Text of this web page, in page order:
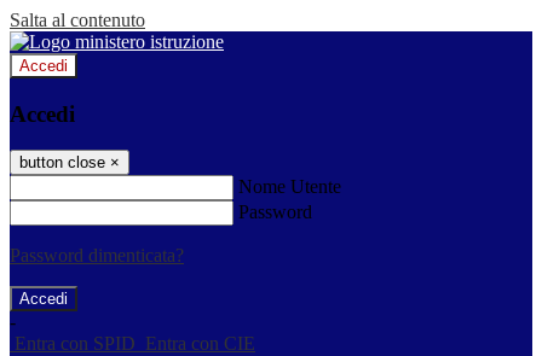
Salta al contenuto
Accedi
Accedi
button close ×
Nome Utente
Password
Password dimenticata?
-
Entra con SPID Entra con CIE